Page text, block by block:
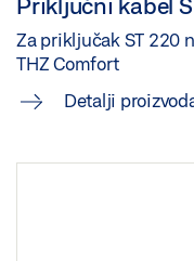
Priključni kabel
Za priključak ST 220
THZ Comfort
Detalji